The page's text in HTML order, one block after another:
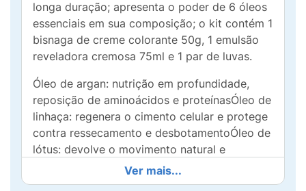
longa duração; apresenta o poder de 6 óleos
essenciais em sua composição; o kit contém 1
bisnaga de creme colorante 50g, 1 emulsão
reveladora cremosa 75ml e 1 par de luvas.
Óleo de argan: nutrição em profundidade,
reposição de aminoácidos e proteínasÓleo de
linhaça: regenera o cimento celular e protege
contra ressecamento e desbotamentoÓleo de
lótus: devolve o movimento natural e
reposição de elementos essenciaisÓleo de
girassol: previne o aparecimento de pontas
Ver mais...